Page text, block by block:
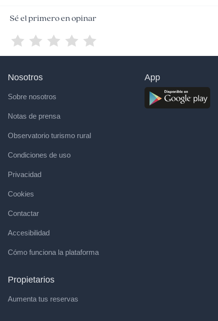
Sé el primero en opinar
Nosotros
Sobre nosotros
Notas de prensa
Observatorio turismo rural
Condiciones de uso
Privacidad
Cookies
Contactar
Accesibilidad
Cómo funciona la plataforma
Propietarios
Aumenta tus reservas
App